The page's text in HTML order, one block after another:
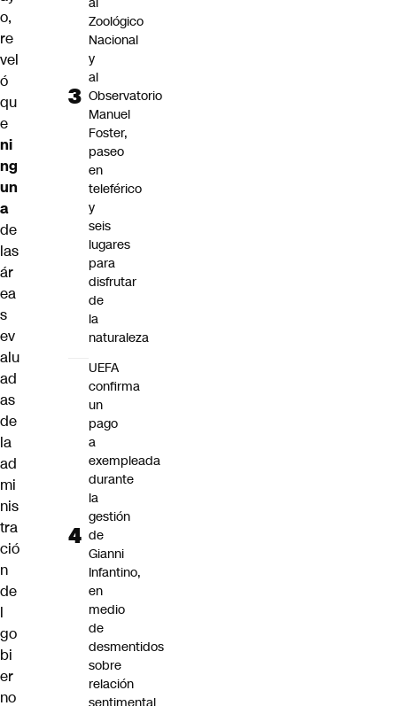
o,
re
vel
ó
qu
e
ni
ng
un
a
de
las
ár
ea
s
ev
alu
ad
as
de
la
ad
mi
nis
tra
ció
n
de
l
go
bi
er
no
Zoológico
Nacional
y
al
Observatorio
Manuel
Foster,
paseo
en
teleférico
y
seis
lugares
para
disfrutar
de
la
naturaleza
UEFA
confirma
un
pago
a
exempleada
durante
la
gestión
de
Gianni
Infantino,
en
medio
de
desmentidos
sobre
relación
sentimental